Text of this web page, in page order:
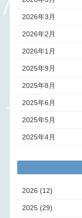
2026年3月
2026年2月
2026年1月
2025年9月
2025年8月
2025年6月
2025年5月
2025年4月
2026 (12)
2025 (29)